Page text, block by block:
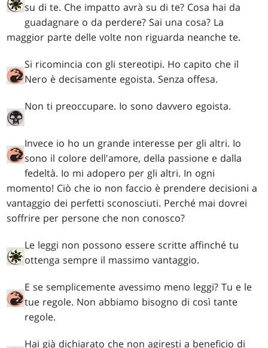
su di te. Che impatto avrà su di te? Cosa hai da
guadagnare o da perdere? Sai una cosa? La
maggior parte delle volte non riguarda neanche te.
Si ricomincia con gli stereotipi. Ho capito che il
Nero è decisamente egoista. Senza offesa.
Non ti preoccupare. Io sono davvero egoista.
Invece io ho un grande interesse per gli altri. Io
sono il colore dell'amore, della passione e dalla
fedeltà. Io mi adopero per gli altri. In ogni
momento! Ciò che io non faccio è prendere decisioni a
vantaggio dei perfetti sconosciuti. Perché mai dovrei
soffrire per persone che non conosco?
Le leggi non possono essere scritte affinché tu
ottenga sempre il massimo vantaggio.
E se semplicemente avessimo meno leggi? Tu e le
tue regole. Non abbiamo bisogno di così tante
regole.
Hai già dichiarato che non agiresti a beneficio di